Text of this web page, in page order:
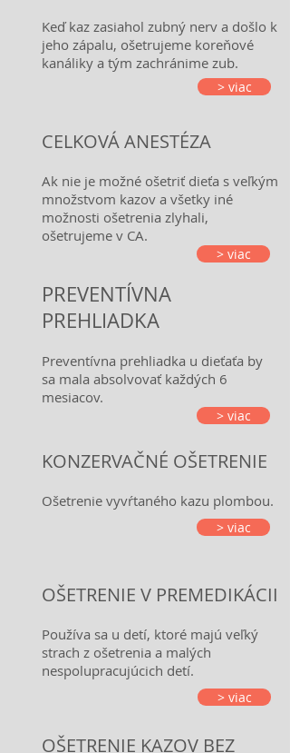
Keď kaz zasiahol zubný nerv a došlo k
jeho zápalu, ošetrujeme koreňové
kanáliky a tým zachránime zub.
> viac
CELKOVÁ ANESTÉZA
Ak nie je možné ošetriť dieťa s veľkým
množstvom kazov a všetky iné
možnosti ošetrenia zlyhali,
ošetrujeme v CA.
> viac
PREVENTÍVNA
PREHLIADKA
Preventívna prehliadka u dieťaťa by
sa mala absolvovať každých 6
mesiacov.
> viac
KONZERVAČNÉ OŠETRENIE
Ošetrenie vyvŕtaného kazu plombou.
> viac
OŠETRENIE V PREMEDIKÁCII
Používa sa u detí, ktoré majú veľký
strach z ošetrenia a malých
nespolupracujúcich detí.
> viac
OŠETRENIE KAZOV BEZ